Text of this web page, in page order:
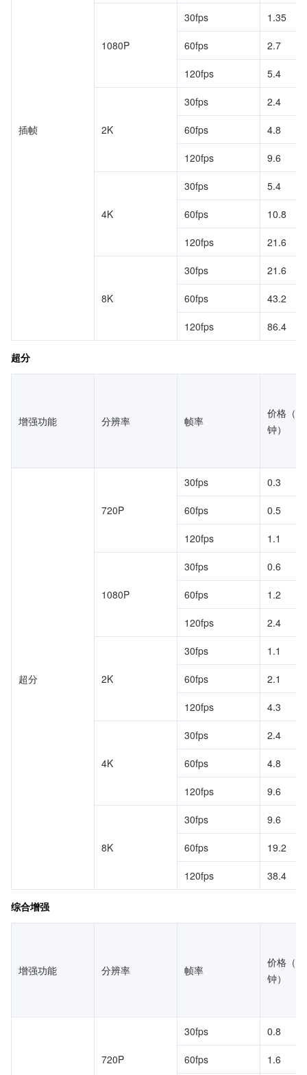
插帧
1080P
30fps 1.35
60fps 2.7
120fps 5.4
2K
30fps 2.4
60fps 4.8
120fps 9.6
4K
30fps 5.4
60fps 10.8
120fps 21.6
8K
30fps 21.6
60fps 43.2
120fps 86.4
超分
增强功能 分辨率 帧率
价格（
钟）
超分
720P
30fps 0.3
60fps 0.5
120fps 1.1
1080P
30fps 0.6
60fps 1.2
120fps 2.4
2K
30fps 1.1
60fps 2.1
120fps 4.3
4K
30fps 2.4
60fps 4.8
120fps 9.6
8K
30fps 9.6
60fps 19.2
120fps 38.4
综合增强
增强功能 分辨率 帧率
价格（
钟）
720P
30fps 0.8
60fps 1.6